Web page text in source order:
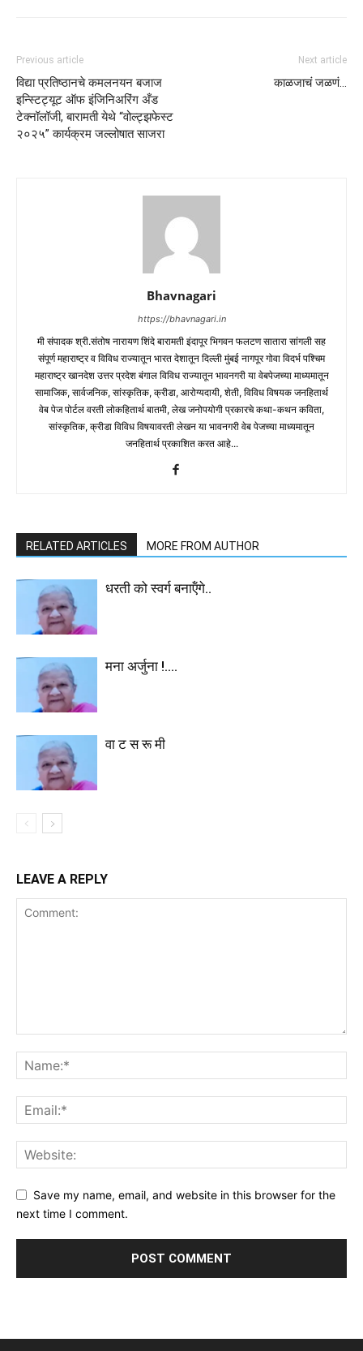
Previous article
विद्या प्रतिष्ठानचे कमलनयन बजाज
इन्स्टिट्यूट ऑफ इंजिनिअरिंग अँड
टेक्नॉलॉजी, बारामती येथे “वोल्ट्झफेस्ट
२०२५” कार्यक्रम जल्लोषात साजरा
Next article
काळजाचं जळणं…
Bhavnagari
https://bhavnagari.in
मी संपादक श्री.संतोष नारायण शिंदे बारामती इंदापूर भिगवन फलटण सातारा सांगली सह
संपूर्ण महाराष्ट्र व विविध राज्यातून भारत देशातून दिल्ली मुंबई नागपूर गोवा विदर्भ पश्चिम
महाराष्ट्र खानदेश उत्तर प्रदेश बंगाल विविध राज्यातून भावनगरी या वेबपेजच्या माध्यमातून
सामाजिक, सार्वजनिक, सांस्कृतिक, क्रीडा, आरोग्यदायी, शेती, विविध विषयक जनहितार्थ
वेब पेज पोर्टल वरती लोकहितार्थ बातमी, लेख जनोपयोगी प्रकारचे कथा-कथन कविता,
सांस्कृतिक, क्रीडा विविध विषयावरती लेखन या भावनगरी वेब पेजच्या माध्यमातून
जनहितार्थ प्रकाशित करत आहे...
RELATED ARTICLES MORE FROM AUTHOR
धरती को स्वर्ग बनाऍंगे..
मना अर्जुना !….
वा ट स रू मी
LEAVE A REPLY
Save my name, email, and website in this browser for the
next time I comment.